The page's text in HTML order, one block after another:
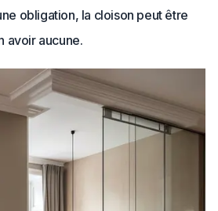
obligation, la cloison peut être
avoir aucune.